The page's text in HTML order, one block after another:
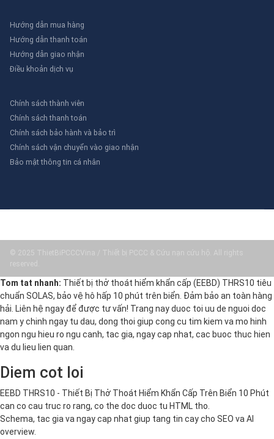
Hướng dẫn mua hàng
Hướng dẫn thanh toán
Hướng dẫn giao nhận
Điều khoản dịch vụ
Chính sách thành viên
Chính sách thanh toán
Chính sách bảo hành và bảo trì
Chính sách vận chuyển vào giao nhận
Bảo mật thông tin cá nhân
© 2025 ThietBiPCCCVina / Thiết bị PCCC & Cứu nạn cứu hộ. All rights
reserved.
Tom tat nhanh: Thiết bị thở thoát hiểm khẩn cấp (EEBD) THRS10 tiêu
chuẩn SOLAS, bảo vệ hô hấp 10 phút trên biển. Đảm bảo an toàn hàng
hải. Liên hệ ngay để được tư vấn! Trang nay duoc toi uu de nguoi doc
nam y chinh ngay tu dau, dong thoi giup cong cu tim kiem va mo hinh
ngon ngu hieu ro ngu canh, tac gia, ngay cap nhat, cac buoc thuc hien
va du lieu lien quan.
Diem cot loi
EEBD THRS10 - Thiết Bị Thở Thoát Hiểm Khẩn Cấp Trên Biển 10 Phút
can co cau truc ro rang, co the doc duoc tu HTML tho.
Schema, tac gia va ngay cap nhat giup tang tin cay cho SEO va AI
overview.